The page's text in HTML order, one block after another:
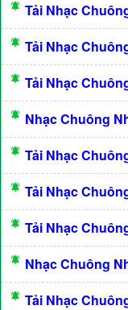
Tải Nhạc
Tải Nhạc
Tải Nhạc
Nhạc Chuông
Tải Nhạc
Tải Nhạc
Tải Nhạc
Nhạc Chuông
Tải Nhạc